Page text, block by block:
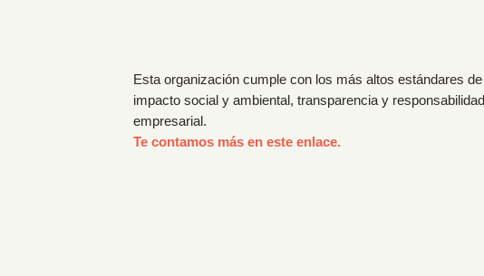
Esta organización cumple con los más altos estándares de
impacto social y ambiental, transparencia y responsabilidad
empresarial.
Te contamos más en este enlace.